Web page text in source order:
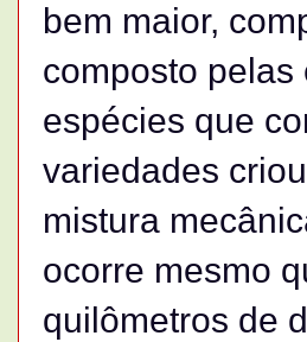
bem maior,
composto
espécies que
variedades
mistura
ocorre mesmo
quilômetros de